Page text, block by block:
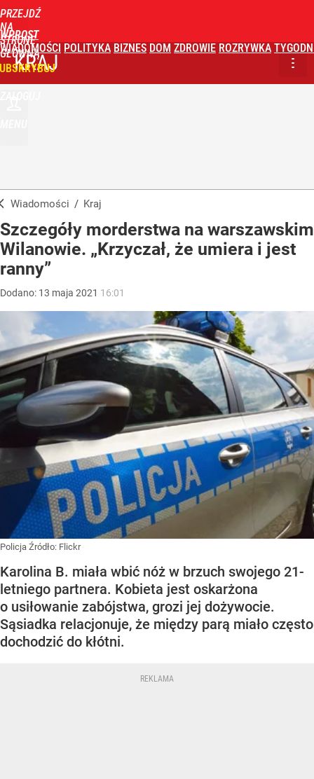
PRZEJDŹ
NA
STRONĘ
GŁÓWNĄ
WPROST
WIADOMOŚCI POLITYKA BIZNES DOM ZDROWIE ROZRYWKA
KRAJ
Wiadomości / Kraj
Szczegóły morderstwa na warszawskim
Wilanowie. „Krzyczał, że umiera i jest
ranny”
Dodano: 13 maja 2021 16:01
Policja Źródło: Flickr
Karolina B. miała wbić nóż w brzuch swojego 21-
letniego partnera. Kobieta jest oskarżona
o usiłowanie zabójstwa, grozi jej dożywocie.
Sąsiadka relacjonuje, że między parą miało często
dochodzić do kłótni.